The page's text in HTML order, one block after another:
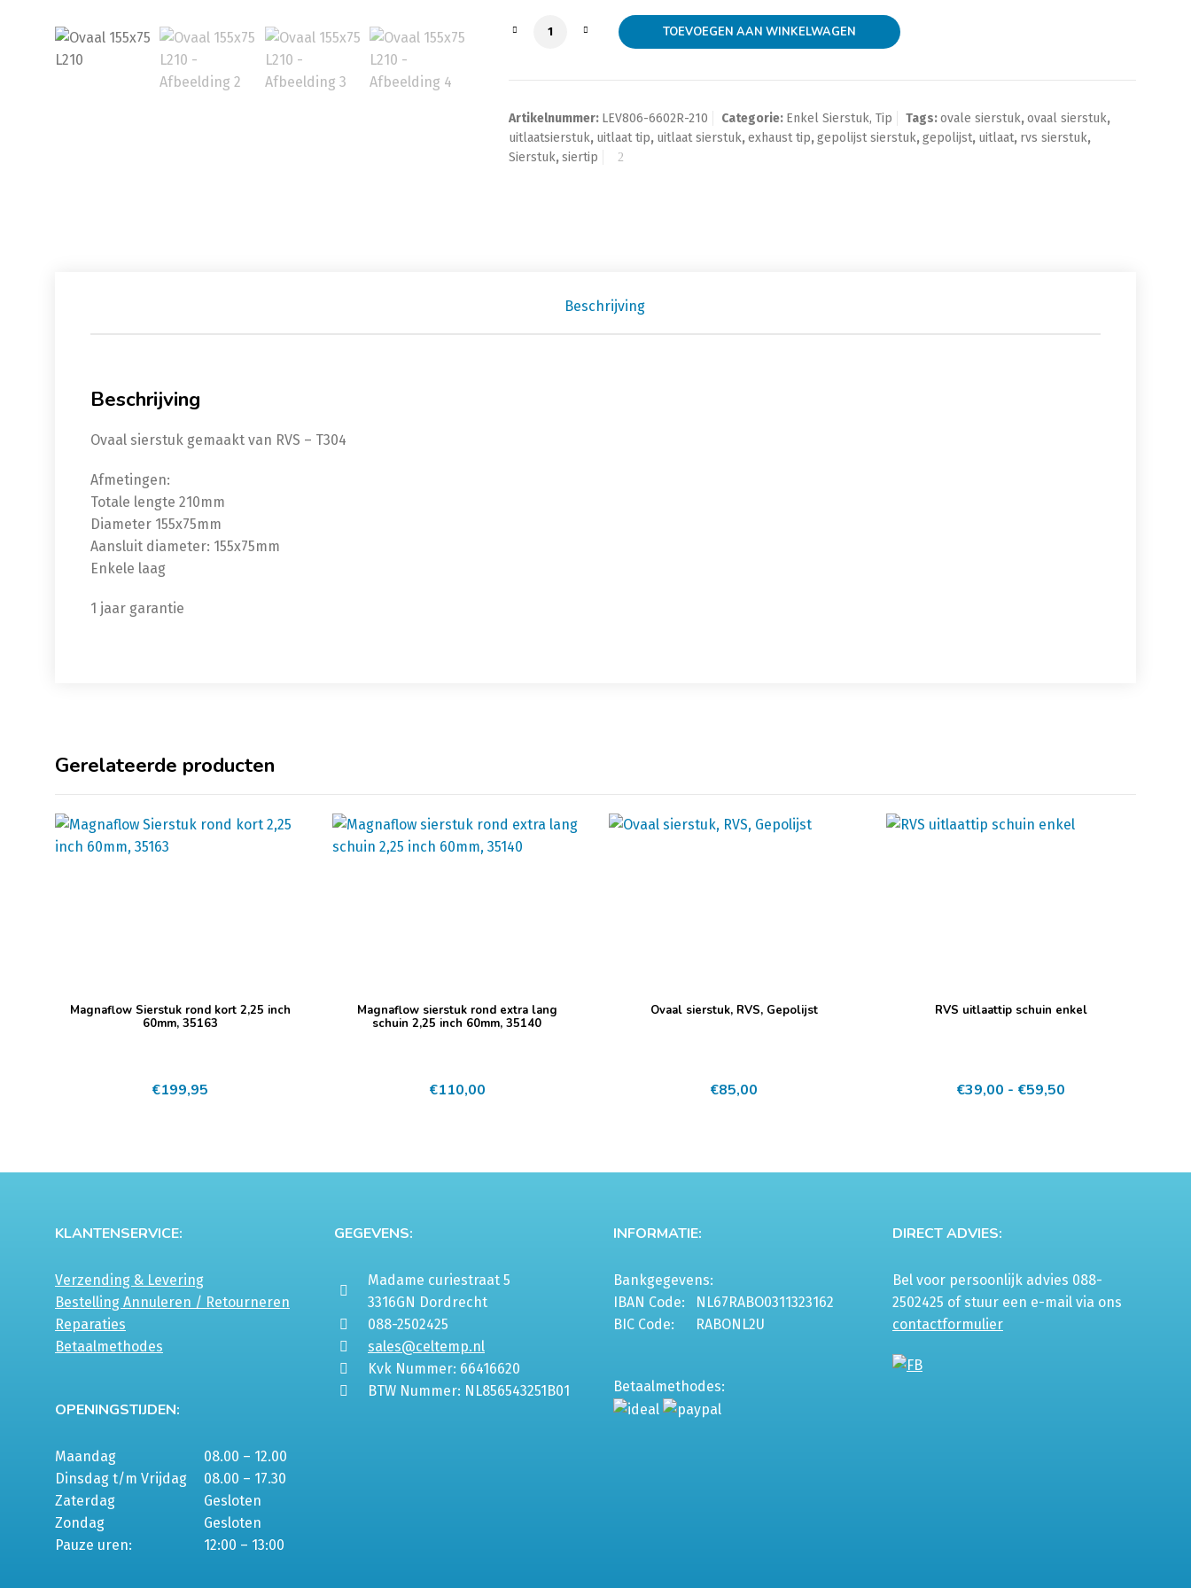
Ovaal 155x75 L210 aantalTOEVOEGEN AAN WINKELWAGEN
Artikelnummer: LEV806-6602R-210 Categorie: Enkel Sierstuk, Tip Tags:ovale sierstuk,ovaal sierstuk,
uitlaatsierstuk, uitlaat tip, uitlaat sierstuk,exhaust tip,gepolijst sierstuk,gepolijst, uitlaat, rvs sierstuk,
Sierstuk,siertip
Beschrijving
Beschrijving
Ovaal sierstuk gemaakt van RVS – T304
Afmetingen:
Totale lengte 210mm
Diameter 155x75mm
Aansluit diameter: 155x75mm
Enkele laag
1 jaar garantie
Gerelateerde producten
Magnaflow Sierstuk rond kort 2,25 inch
60mm, 35163
€199,95
Magnaflow sierstuk rond extra lang
schuin 2,25 inch 60mm, 35140
€110,00
Ovaal sierstuk, RVS, Gepolijst
€85,00
gekozen
RVS uitlaattip schuin enkel
€39,00 - €59,50
KLANTENSERVICE:
Verzending & Levering
Bestelling Annuleren / Retourneren
Reparaties
Betaalmethodes
OPENINGSTIJDEN:
Maandag
08.00 – 12.00
Dinsdag t/m Vrijdag
08.00 – 17.30
Zaterdag
Gesloten
Zondag
Gesloten
Pauze uren:
12:00 – 13:00
GEGEVENS:
Madame curiestraat 5
3316GN Dordrecht
088-2502425
sales@celtemp.nl
Kvk Nummer: 66416620
BTW Nummer: NL856543251B01
INFORMATIE:
Bankgegevens:
IBAN Code:
NL67RABO0311323162
BIC Code:
RABONL2U
Betaalmethodes:
DIRECT ADVIES:
Bel voor persoonlijk advies 088-
2502425 of stuur een e-mail via ons
contactformulier